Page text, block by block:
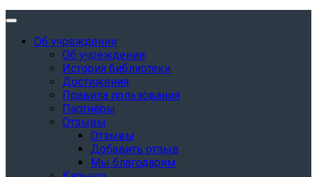
Об учреждении
Об учреждении
История библиотеки
Достижения
Правила пользования
Партнёры
Отзывы
Отзывы
Добавить отзыв
Мы благодарим